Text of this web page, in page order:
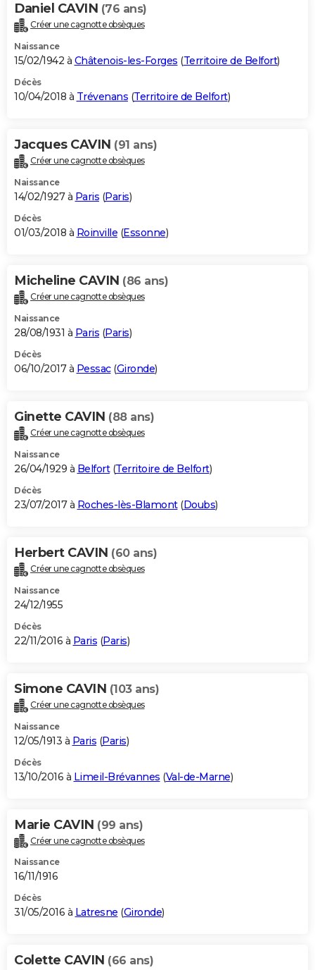
Daniel CAVIN (76 ans)
Créer une cagnotte obsèques
Naissance
15/02/1942 à Châtenois-les-Forges (Territoire de Belfort)
Décès
10/04/2018 à Trévenans (Territoire de Belfort)
Jacques CAVIN (91 ans)
Créer une cagnotte obsèques
Naissance
14/02/1927 à Paris (Paris)
Décès
01/03/2018 à Roinville (Essonne)
Micheline CAVIN (86 ans)
Créer une cagnotte obsèques
Naissance
28/08/1931 à Paris (Paris)
Décès
06/10/2017 à Pessac(Gironde)
Ginette CAVIN (88 ans)
Créer une cagnotte obsèques
Naissance
26/04/1929 à Belfort(Territoire de Belfort)
Décès
23/07/2017 à Roches-lès-Blamont(Doubs)
Herbert CAVIN (60 ans)
Créer une cagnotte obsèques
Naissance
24/12/1955
Décès
22/11/2016 à Paris (Paris)
Simone CAVIN (103 ans)
Créer une cagnotte obsèques
Naissance
12/05/1913 à Paris (Paris)
Décès
13/10/2016 à Limeil-Brévannes (Val-de-Marne)
Marie CAVIN (99 ans)
Créer une cagnotte obsèques
Naissance
16/11/1916
Décès
31/05/2016 à Latresne (Gironde)
Colette CAVIN (66 ans)